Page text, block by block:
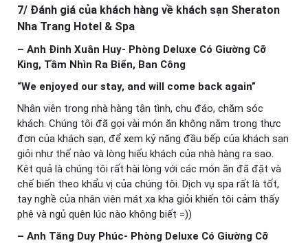
7/ Đánh giá của khách hàng về khách sạn Sheraton
Nha Trang Hotel & Spa
– Anh Đinh Xuân Huy- Phòng Deluxe Có Giường Cỡ
King, Tầm Nhìn Ra Biển, Ban Công
“We enjoyed our stay, and will come back again”
Nhân viên trong nhà hàng tận tình, chu đáo, chăm sóc
khách. Chúng tôi đã gọi vài món ăn không nằm trong thực
đơn của khách sạn, để xem kỷ năng đầu bếp của khách sạn
giỏi như thế nào và lòng hiếu khách của nhà hàng ra sao.
Kêt quả là chúng tôi rất hài lòng với các món ăn đã đặt và
chế biến theo khẩu vị của chúng tôi. Dịch vụ spa rất là tốt,
tay nghề của nhân viên mát xa kha giỏi khiến tôi cảm thấy
phê và ngủ quên lúc nào không biết =))
– Anh Tăng Duy Phúc- Phòng Deluxe Có Giường Cỡ